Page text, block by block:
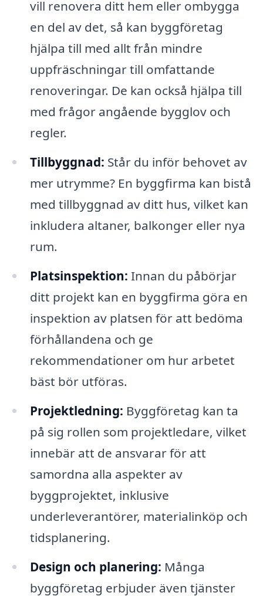
vill renovera ditt hem eller ombygga
en del av det, så kan byggföretag
hjälpa till med allt från mindre
uppfräschningar till omfattande
renoveringar. De kan också hjälpa till
med frågor angående bygglov och
regler.
Tillbyggnad: Står du inför behovet av
mer utrymme? En byggfirma kan bistå
med tillbyggnad av ditt hus, vilket kan
inkludera altaner, balkonger eller nya
rum.
Platsinspektion: Innan du påbörjar
ditt projekt kan en byggfirma göra en
inspektion av platsen för att bedöma
förhållandena och ge
rekommendationer om hur arbetet
bäst bör utföras.
Projektledning: Byggföretag kan ta
på sig rollen som projektledare, vilket
innebär att de ansvarar för att
samordna alla aspekter av
byggprojektet, inklusive
underleverantörer, materialinköp och
tidsplanering.
Design och planering: Många
byggföretag erbjuder även tjänster